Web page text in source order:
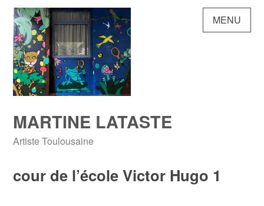
Skip
content
MARTINE LATASTE
Artiste Toulousaine
MENU
cour de l’école Victor Hugo 1